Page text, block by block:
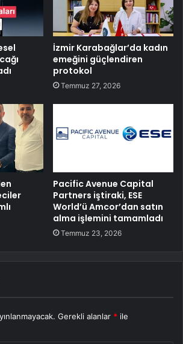
İzmir Karabağlar’da kadın
emeğini güçlendiren
protokol
Temmuz 27, 2026
Pacific Avenue Capital
Partners iştiraki, ESE
World’ü Amcor’dan satın
alma işlemini tamamladı
Temmuz 23, 2026
Gerekli alanlar * ile